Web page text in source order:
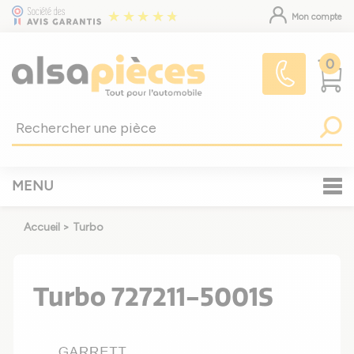
Mon compte
0
MENU
Accueil > Turbo
Turbo 727211-5001S